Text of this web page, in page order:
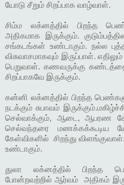
யோடு சீறும் சிறப்பாக வாழ்வாள்.
சிம்ம லக்னத்தில் பிறந்த
அதிகமாக இருக்கும்.
சங்கடங்கள் உண்டாகும். நல்ல
விசுவாசமாகவும் இருப்பாள்.
பெறுவாள். கணவருக்கு
சிறப்பாகவே இருக்கும்.
கன்னி லக்னத்தில் பிறந்த
நடக்கும் சுபாவம்
செல்வாக்கும், ஆடை, ஆபரண
செல்வந்தரை மணக்கக்கூடிய
கேள்விகளில் சிறந்து
உண்டாகும்.
துலா லக்னத்தில் பிறந்த
போன்றவற்றில் ஆர்வம் அதிகம்